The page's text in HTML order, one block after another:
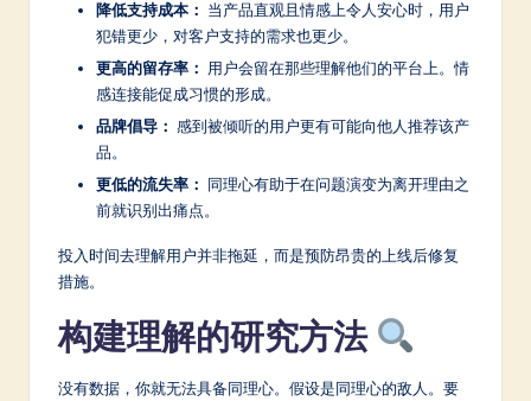
降低支持成本： 当产品直观且情感上令人安心时，用户
犯错更少，对客户支持的需求也更少。
更高的留存率： 用户会留在那些理解他们的平台上。情
感连接能促成习惯的形成。
品牌倡导： 感到被倾听的用户更有可能向他人推荐该产
品。
更低的流失率： 同理心有助于在问题演变为离开理由之
前就识别出痛点。
投入时间去理解用户并非拖延，而是预防昂贵的上线后修复
措施。
构建理解的研究方法
没有数据，你就无法具备同理心。假设是同理心的敌人。要